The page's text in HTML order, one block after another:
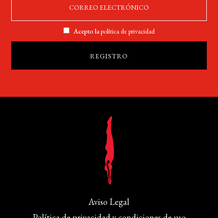
Acepto lapolítica de privacidad
Aviso Legal